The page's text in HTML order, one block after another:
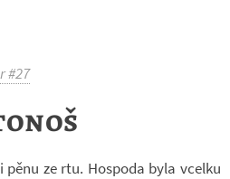
#27
pěnu ze rtu. Hos­poda byla vcelku